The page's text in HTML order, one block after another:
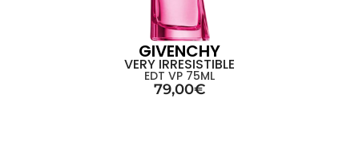
GIVENCHY
VERY IRRESISTIBLE
EDT VP 75ML
79,00€